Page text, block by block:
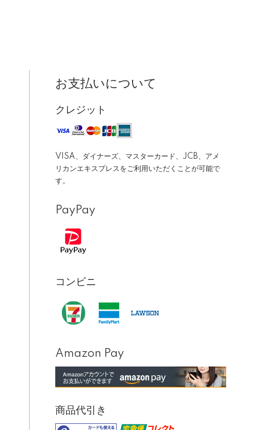
お支払いについて
クレジット
VISA、ダイナーズ、マスターカード、JCB、アメ
リカンエキスプレスをご利用いただくことが可能で
す。
PayPay
コンビニ
Amazon Pay
商品代引き